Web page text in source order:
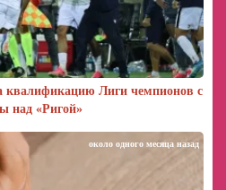
квалификацию Лиги чемпионов с
над «Ригой»
около одного месяца назад